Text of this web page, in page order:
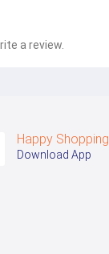
a review.
Happy Shopping
Download App